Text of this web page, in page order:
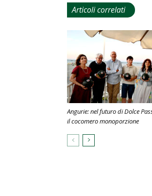
Articoli correlati
Angurie: nel futuro di Dolce
il cocomero monoporzione